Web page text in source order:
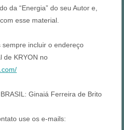
da “Energia” do seu Autor e,
esse material.
incluir o endereço
de KRYON no
Ginaiá Ferreira de Brito
use os e-mails: